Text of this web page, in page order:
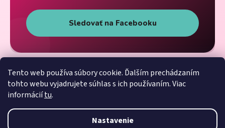
Tento web používa súbory cookie. Ďalším prechádzaním
tohto webu vyjadrujete súhlas s ich používaním. Viac
informáciítu.
Nastavenie
Sledovať na Facebooku